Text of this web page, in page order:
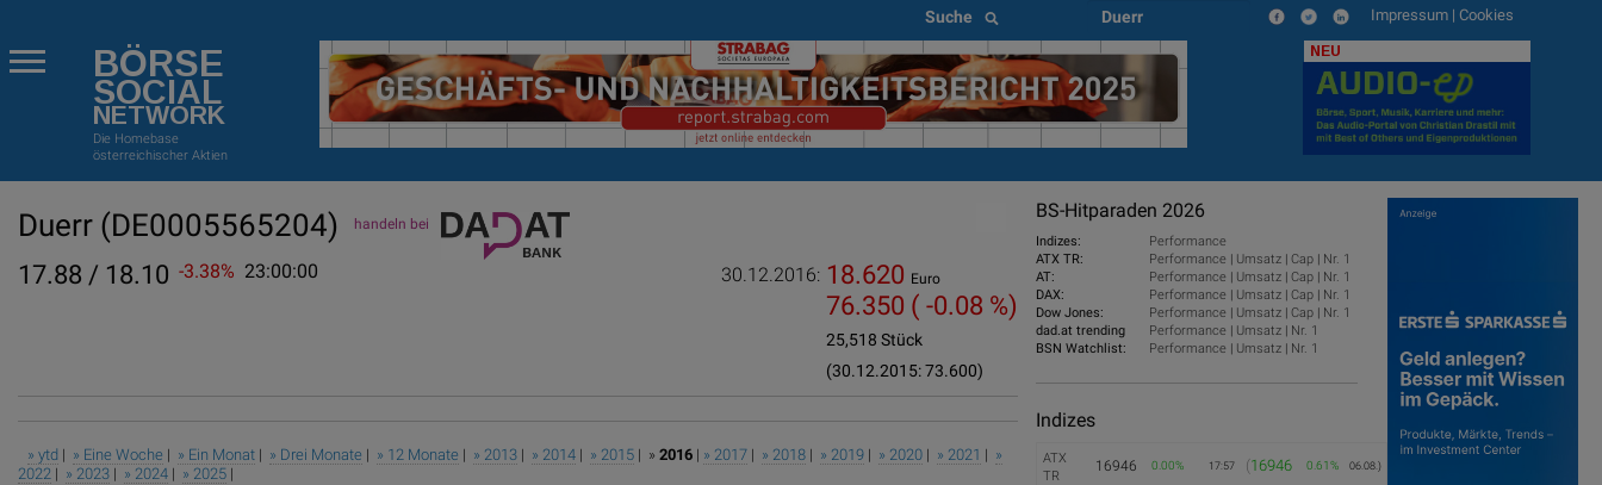
Suche Duerr Impressum | Cookies
BÖRSE
SOCIAL
NETWORK
Die Homebase
österreichischer Aktien
NEU
Duerr (DE0005565204) handeln bei
30.12.2016: 18.620 Euro
76.350 ( -0.08 %)
25,518 Stück
(30.12.2015: 73.600)
17.88 / 18.10 -3.38% 23:00:00
» ytd | » Eine Woche | » Ein Monat | » Drei Monate | » 12 Monate | » 2013 | » 2014 | » 2015 | » 2016 | » 2017 | » 2018 | » 2019 | » 2020 | » 2021 | »
2022 | » 2023 | » 2024 | » 2025 |
BS-Hitparaden 2026
Indizes:
Performance
ATX TR:
Performance | Umsatz |Cap | Nr. 1
AT:
Performance | Umsatz |Cap | Nr. 1
DAX:
Performance | Umsatz |Cap | Nr. 1
Dow Jones:
Performance | Umsatz |Cap | Nr. 1
dad.at trending
Performance | Umsatz | Nr. 1
BSN Watchlist:
Performance | Umsatz | Nr. 1
Indizes
ATX
TR
16946 0.00% 17:57 (16946 0.61% 06.08.)